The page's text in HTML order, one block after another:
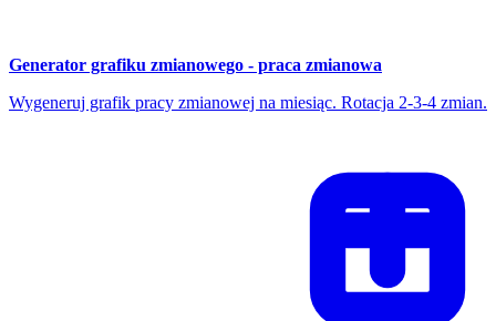
Generator grafiku zmianowego - praca zmianowa
Wygeneruj grafik pracy zmianowej na miesiąc. Rotacja 2-3-4 zmian.